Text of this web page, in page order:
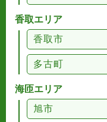
香取エリア
香取市
多古町
海匝エリア
旭市